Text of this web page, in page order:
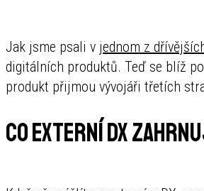
Jak jsme psali v jednom z
digitálních produktů. Teď se blíž
produkt přijmou vývojáři třetích
Co externí DX